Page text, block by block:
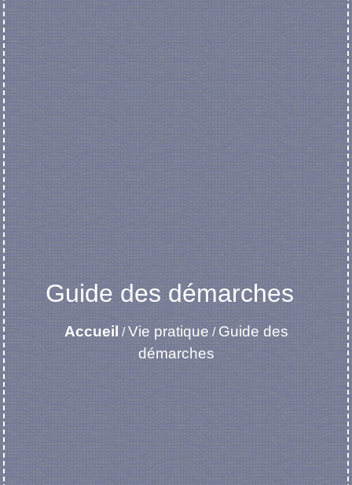
Guide des démarches
Accueil /Vie pratique / Guide des
démarches